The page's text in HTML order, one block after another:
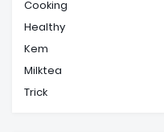
Cooking
Healthy
Kem
Milktea
Trick